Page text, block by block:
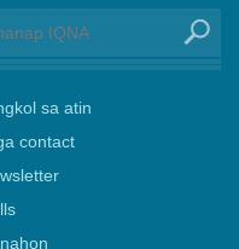
sa atin
contact